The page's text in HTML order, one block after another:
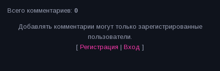
Всего комментариев: 0
Добавлять комментарии могут только зарегистрированные
пользователи.
[ Регистрация | Вход ]